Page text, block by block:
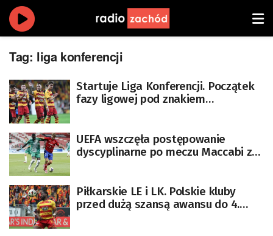
Tag: liga konferencji
Startuje Liga Konferencji. Początek
fazy ligowej pod znakiem
UEFA wszczęła postępowanie
dyscyplinarne po meczu Maccabi z
Piłkarskie LE i LK. Polskie kluby
przed dużą szansą awansu do 4.